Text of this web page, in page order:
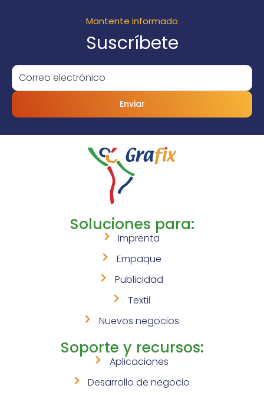
Mantente informado
Suscríbete
Enviar
Soluciones para:
Imprenta
Empaque
Publicidad
Textil
Nuevos negocios
Soporte y recursos:
Aplicaciones
Desarrollo de negocio